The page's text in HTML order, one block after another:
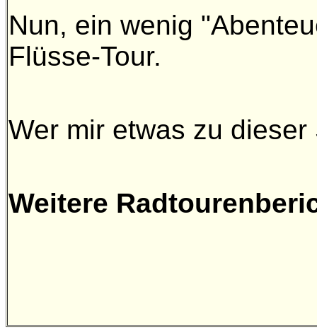
Nun, ein wenig
Flüsse-Tour.
Wer mir etwas zu
Weitere